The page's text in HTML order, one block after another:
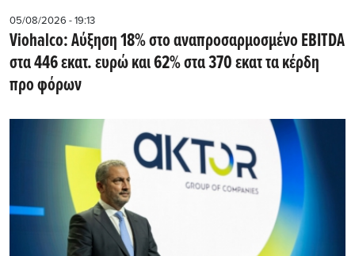
05/08/2026 - 19:13
Viohalco: Αύξηση 18% στο αναπροσαρμοσμένο EBITDA
στα 446 εκατ. ευρώ και 62% στα 370 εκατ τα κέρδη
προ φόρων